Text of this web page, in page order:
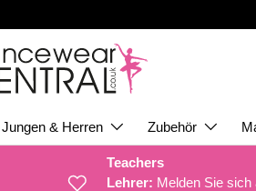
Jungen & Herren Zubehör
Teachers
Lehrer: Melden Sie sich